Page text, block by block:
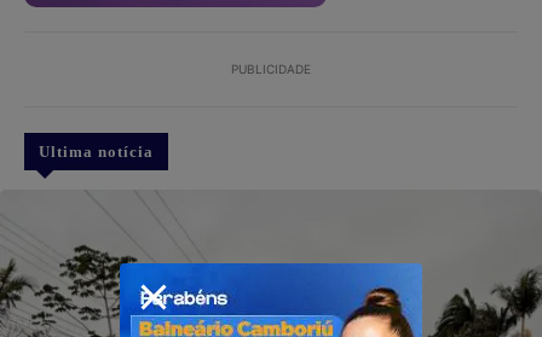
PUBLICIDADE
Ultima notícia